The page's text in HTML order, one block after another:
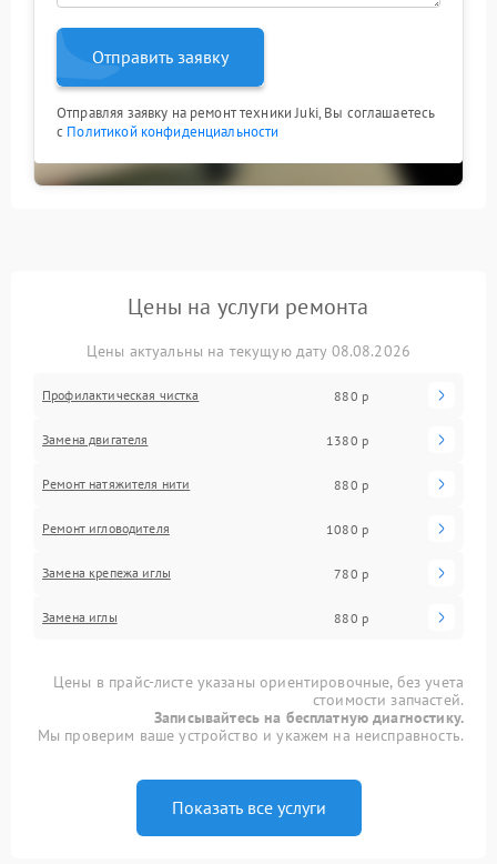
Отправить заявку
Отправляя заявку на ремонт техники Juki, Вы соглашаетесь
с Политикой конфиденциальности
Цены на услуги ремонта
Цены актуальны на текущую дату 08.08.2026
Профилактическая чистка 880 р
Замена двигателя 1380 р
Ремонт натяжителя нити 880 р
Ремонт игловодителя 1080 р
Замена крепежа иглы 780 р
Замена иглы 880 р
Цены в прайс-листе указаны ориентировочные, без учета
стоимости запчастей.
Записывайтесь на бесплатную диагностику.
Мы проверим ваше устройство и укажем на неисправность.
Показать все услуги